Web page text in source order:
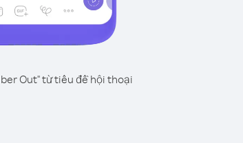
Out" từ tiêu đề hội thoại